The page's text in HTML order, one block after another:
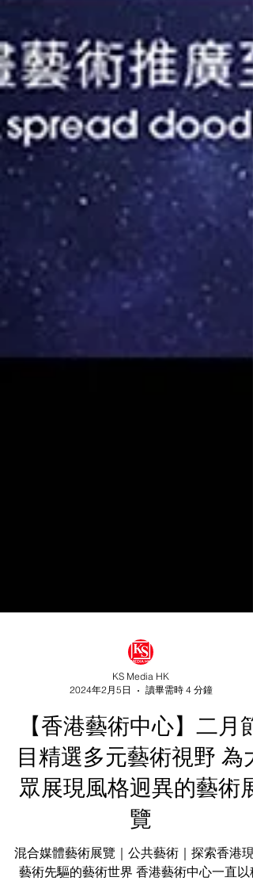
KS Media HK
2024年2月5日
讀畢需時 4 分鐘
【香港藝術中心】二月節
目精選多元藝術視野 為大
眾展現風格迥異的藝術展
覽